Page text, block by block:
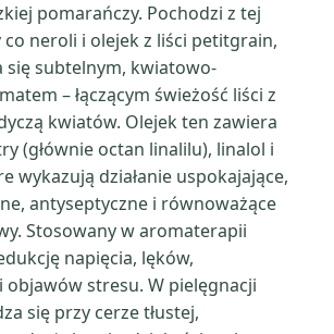
pomarańczy. Pochodzi z tej
neroli i olejek z liści petitgrain,
się subtelnym, kwiatowo-
– łączącym świeżość liści z
kwiatów. Olejek ten zawiera
(głównie octan linalilu), linalol i
wykazują działanie uspokajające,
antyseptyczne i równoważące
Stosowany w aromaterapii
napięcia, lęków,
objawów stresu. W pielęgnacji
się przy cerze tłustej,